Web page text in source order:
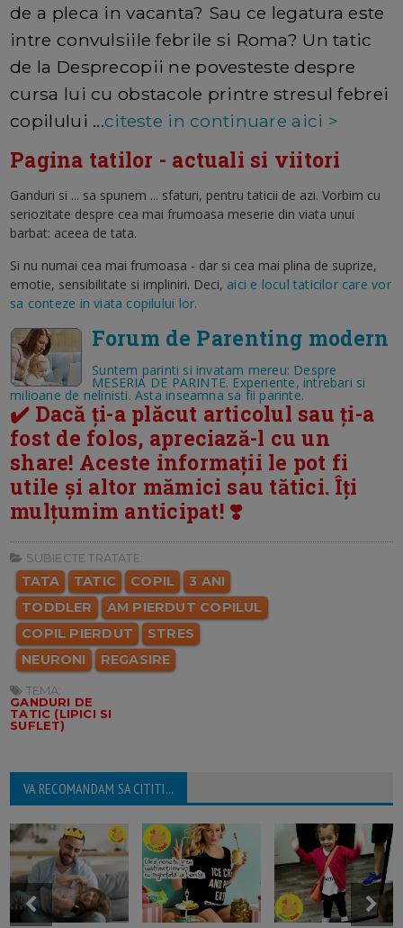
de a pleca in vacanta? Sau ce legatura este
intre convulsiile febrile si Roma? Un tatic
de la Desprecopii ne povesteste despre
cursa lui cu obstacole printre stresul febrei
copilului ...citeste in continuare aici >
Pagina tatilor - actuali si viitori
Ganduri si ... sa spunem ... sfaturi, pentru taticii de azi. Vorbim cu
seriozitate despre cea mai frumoasa meserie din viata unui
barbat: aceea de tata.
Si nu numai cea mai frumoasa - dar si cea mai plina de suprize,
emotie, sensibilitate si impliniri. Deci, aici e locul taticilor care vor
sa conteze in viata copilului lor.
Forum de Parenting modern
Suntem parinti si invatam mereu: Despre
MESERIA DE PARINTE. Experiente, intrebari si
milioane de nelinisti. Asta inseamna sa fii parinte.
✔️ Dacă ți-a plăcut articolul sau ți-a
fost de folos, apreciază-l cu un
share! Aceste informații le pot fi
utile și altor mămici sau tătici. Îți
mulțumim anticipat! ❣️
SUBIECTE TRATATE:
TATA TATIC COPIL
3 ANI
TODDLER
AM PIERDUT COPILUL
COPIL PIERDUT
STRES
NEURONI
REGASIRE
TEMA:
GANDURI DE
TATIC (LIPICI SI
SUFLET)
VA RECOMANDAM SA CITITI...